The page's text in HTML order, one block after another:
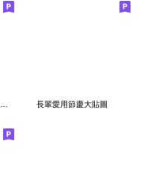
早安問候語【40張】八十歲♡阿嬤的手作小物 長輩愛用節慶大貼圖